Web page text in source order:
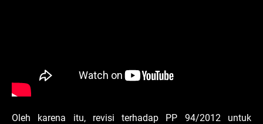
Oleh karena itu, revisi terhadap PP 94/2012 untuk